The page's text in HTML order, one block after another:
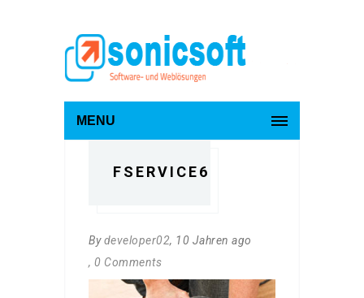
MENU
FSERVICE6
By developer02, 10 Jahren ago
, 0 Comments